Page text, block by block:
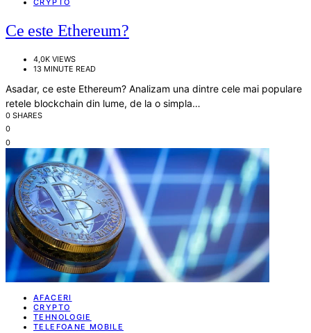
Ce este Ethereum?
4,0K VIEWS
13 MINUTE READ
Asadar, ce este Ethereum? Analizam una dintre cele mai populare
retele blockchain din lume, de la o simpla…
0 SHARES
0
0
AFACERI
CRYPTO
TEHNOLOGIE
TELEFOANE MOBILE